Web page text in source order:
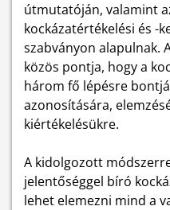
útmutatóján, valamint
kockázatértékelési és -
szabványon alapulnak.
közös pontja, hogy a
három fő lépésre
azonosítására,
kiértékelésükre.
A kidolgozott
jelentőséggel bíró
lehet elemezni mind a